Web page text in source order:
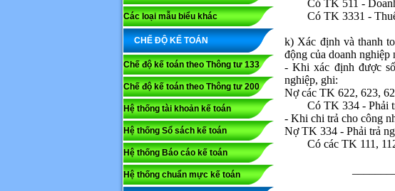
Các loại mẫu biểu khác
CHẾ ĐỘ KẾ TOÁN
Chế độ kế toán theo Thông tư 133
Chế độ kế toán theo Thông tư 200
Hệ thống tài khoản kế toán
Hệ thống Sổ sách kế toán
Hệ thống Báo cáo kế toán
Hệ thống chuẩn mực kế toán
Có TK 511 -
Có TK 3331 -
k) Xác định và thanh
động của doanh
- Khi xác định được
nghiệp, ghi:
Nợ các TK 622, 623,
Có TK 334 - Phải
- Khi chi trả cho công
Nợ TK 334 - Phải trả
Có các TK 111,